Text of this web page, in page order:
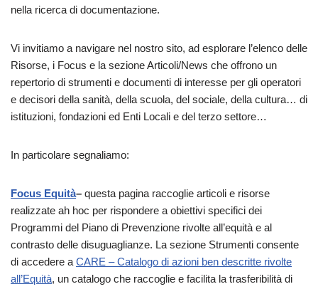
nella ricerca di documentazione.
Vi invitiamo a navigare nel nostro sito, ad esplorare l’elenco delle
Risorse, i Focus e la sezione Articoli/News che offrono un
repertorio di strumenti e documenti di interesse per gli operatori
e decisori della sanità, della scuola, del sociale, della cultura… di
istituzioni, fondazioni ed Enti Locali e del terzo settore…
In particolare segnaliamo:
Focus Equità– questa pagina raccoglie articoli e risorse
realizzate ah hoc per rispondere a obiettivi specifici dei
Programmi del Piano di Prevenzione rivolte all’equità e al
contrasto delle disuguaglianze. La sezione Strumenti consente
di accedere a CARE – Catalogo di azioni ben descritte rivolte
all’Equità, un catalogo che raccoglie e facilita la trasferibilità di